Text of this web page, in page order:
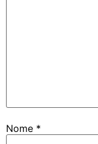
Nome *